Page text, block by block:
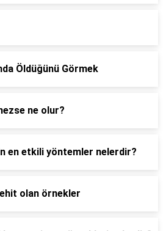
Öldüğünü Görmek
ne olur?
en etkili yöntemler nelerdir?
olan örnekler